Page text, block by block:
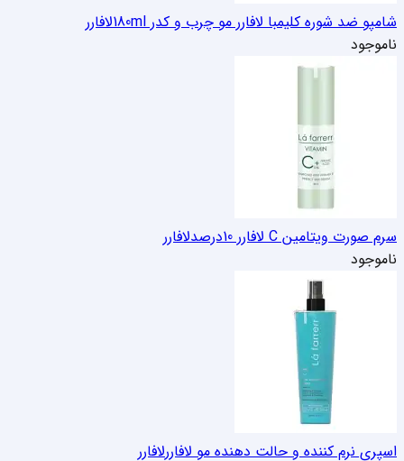
شامپو ضد شوره کلیمبا لافارر مو چرب و کدر 180ml
لافارر
ناموجود
سرم صورت ویتامین C لافارر 10درصد
لافارر
ناموجود
اسپری نرم کننده و حالت دهنده مو لافاررلافارر